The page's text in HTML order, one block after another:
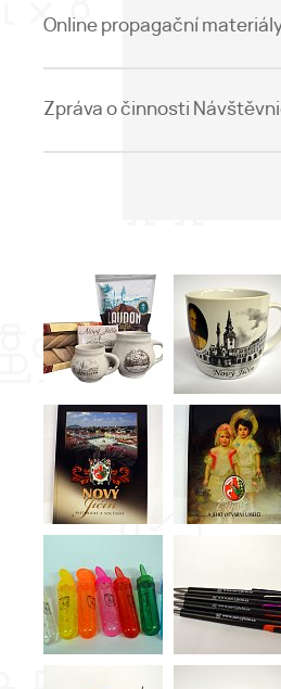
Online propagační
Zpráva o činnosti